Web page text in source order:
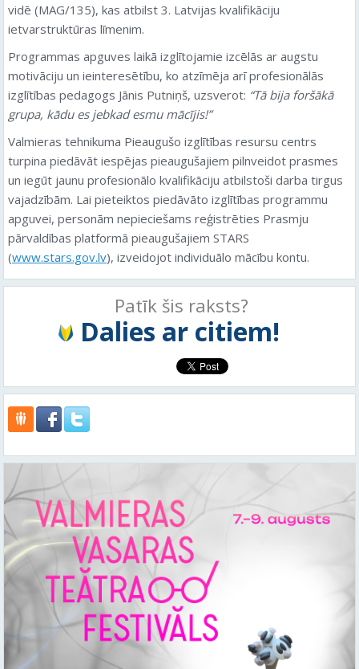
vidē (MAG/135), kas atbilst 3. Latvijas kvalifikāciju
ietvarstruktūras līmenim.
Programmas apguves laikā izglītojamie izcēlās ar augstu
motivāciju un ieinteresētību, ko atzīmēja arī profesionālās
izglītības pedagogs Jānis Putniņš, uzsverot: “Tā bija foršākā
grupa, kādu es jebkad esmu mācījis!”
Valmieras tehnikuma Pieaugušo izglītības resursu centrs
turpina piedāvāt iespējas pieaugušajiem pilnveidot prasmes
un iegūt jaunu profesionālo kvalifikāciju atbilstoši darba tirgus
vajadzībām. Lai pieteiktos piedāvāto izglītības programmu
apguvei, personām nepieciešams reģistrēties Prasmju
pārvaldības platformā pieaugušajiem STARS
(www.stars.gov.lv), izveidojot individuālo mācību kontu.
Patīk šis raksts?
Dalies ar citiem!